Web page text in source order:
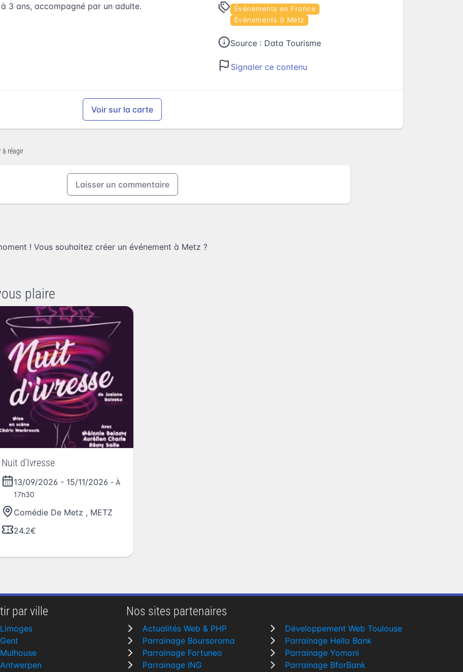
3 ans, accompagné par un adulte.
Événements en France
Événements à Metz
Source : Data Tourisme
Signaler ce contenu
Voir sur la carte
à réagir
Laisser un commentaire
! Vous souhaitez créer un événement à Metz ?
plaire
Nuit d'Ivresse
13/09/2026 - 15/11/2026 - À
17h30
Comédie De Metz , METZ
24.2€
par ville
Limoges
Gent
Mulhouse
Antwerpen
Nos sites partenaires
Actualités Web & PHP
Parrainage Boursorama
Parrainage Fortuneo
Parrainage ING
Développement Web Toulouse
Parrainage Hello Bank
Parrainage Yomoni
Parrainage BforBank